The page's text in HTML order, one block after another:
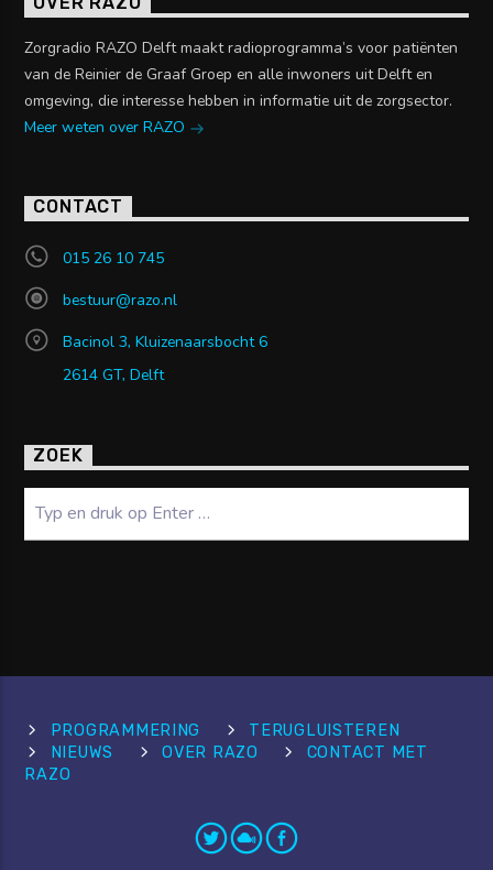
Zorgradio RAZO Delft maakt radioprogramma’s voor patiënten
van de Reinier de Graaf Groep en alle inwoners uit Delft en
omgeving, die interesse hebben in informatie uit de zorgsector.
Meer weten over RAZO
CONTACT
015 26 10 745
bestuur@razo.nl
Bacinol 3, Kluizenaarsbocht 6
2614 GT, Delft
ZOEK
PROGRAMMERING
TERUGLUISTEREN
NIEUWS
OVER RAZO
CONTACT MET
RAZO